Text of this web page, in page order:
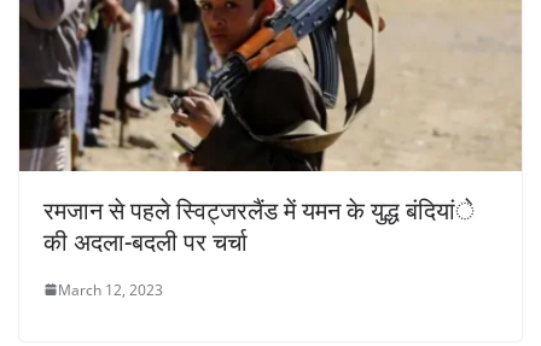
रमजान से पहले स्विट्जरलैंड में यमन के युद्ध बंदियांे
की अदला-बदली पर चर्चा
March 12, 2023